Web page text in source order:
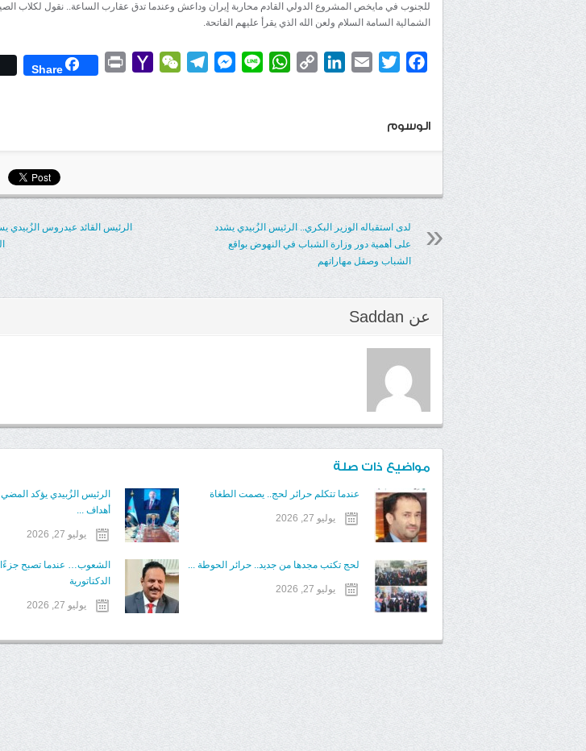
للجنوب في مايخص المشروع الدولي القادم محاربة إيران وداعش وعندما تدق عقارب الساعة.. نقول لكلاب
الشمالية السامة السلام ولعن الله الذي يقرأ عليهم الفاتحة.
Facebook
Twitter
Email
LinkedIn
Copy
WhatsApp
Line
Messenger
Telegram
WeChat
Yahoo
Print
Share
الوسوم
الرئيس القائد عيدروس الزُبيدي
لدى استقباله الوزير البكري.. الرئيس الزُبيدي يشدد
على أهمية دور وزارة الشباب في النهوض بواقع
الشباب وصقل مهاراتهم
عن Saddan
مواضيع ذات صلة
عندما تتكلم حرائر لحج.. يصمت الطغاة
يوليو 27, 2026
الرئيس الزُبيدي يؤكد
أهداف ...
يوليو 27, 2026
لحج تكتب مجدها من جديد.. حرائر الحوطة ...
يوليو 27, 2026
الشعوب… عندما تصبح
الدكتاتورية
يوليو 27, 2026